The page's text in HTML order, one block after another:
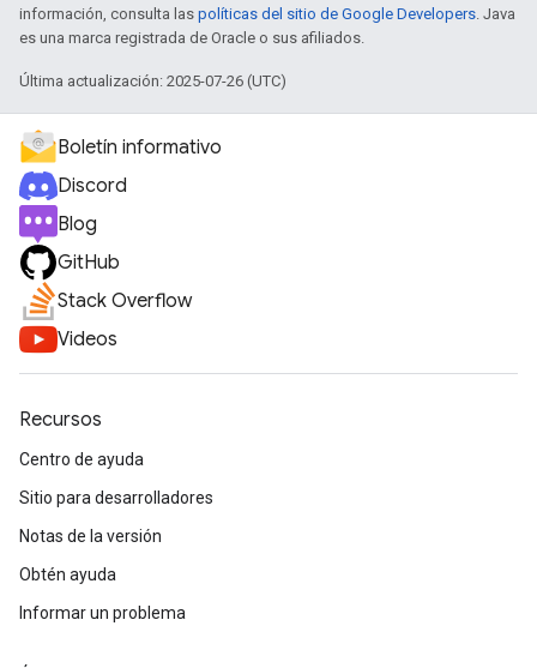
información, consulta las políticas del sitio de Google Developers. Java
es una marca registrada de Oracle o sus afiliados.
Última actualización: 2025-07-26 (UTC)
Boletín informativo
Discord
Blog
GitHub
Stack Overflow
Videos
Recursos
Centro de ayuda
Sitio para desarrolladores
Notas de la versión
Obtén ayuda
Informar un problema